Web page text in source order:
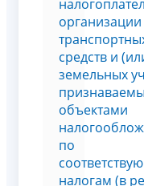
организации
средств и
земельных
объектами
по
налогам (в